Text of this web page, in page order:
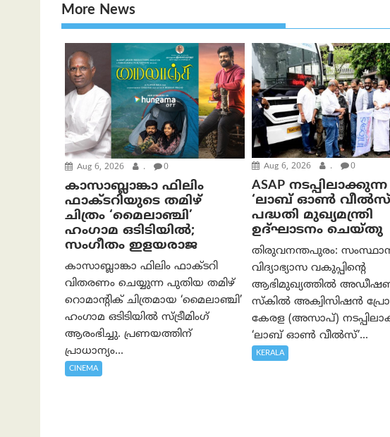
More News
Aug 6, 2026 . 0
കാസാബ്ലാങ്കാ ഫിലിം
ഫാക്ടറിയുടെ തമിഴ്
ചിത്രം ‘മൈലാഞ്ചി’
ഹംഗാമ ഒടിടിയിൽ;
സംഗീതം ഇളയരാജ
കാസാബ്ലാങ്കാ ഫിലിം ഫാക്ടറി
വിതരണം ചെയ്യുന്ന പുതിയ തമിഴ്
റൊമാന്റിക് ചിത്രമായ ‘മൈലാഞ്ചി’
ഹംഗാമ ഒടിടിയിൽ സ്ട്രീമിംഗ്
ആരംഭിച്ചു. പ്രണയത്തിന്
പ്രാധാന്യം...
CINEMA
Aug 6, 2026 . 0
ASAP നടപ്പിലാക്കുന്ന
‘ലാബ് ഓൺ
പദ്ധതി മുഖ്യമന്ത്രി
ഉദ്ഘാടനം ചെയ്തു
തിരുവനന്തപുരം:
വിദ്യാഭ്യാസ വകുപ്പിന്റെ
ആഭിമുഖ്യത്തിൽ
സ്കിൽ അക്വിസിഷൻ
കേരള (അസാപ്)
‘ലാബ് ഓൺ വീൽസ്’...
KERALA